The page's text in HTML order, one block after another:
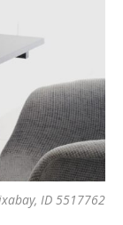
ID 5517762